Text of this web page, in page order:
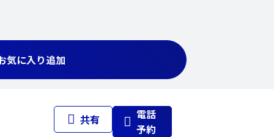
気に入り追加
共有
電話
予約